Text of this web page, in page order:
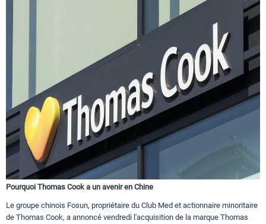
Pourquoi Thomas Cook a un avenir en Chine
Le groupe chinois Fosun, propriétaire du Club Med et actionnaire minoritaire
de Thomas Cook, a annoncé vendredi l'acquisition de la marque Thomas